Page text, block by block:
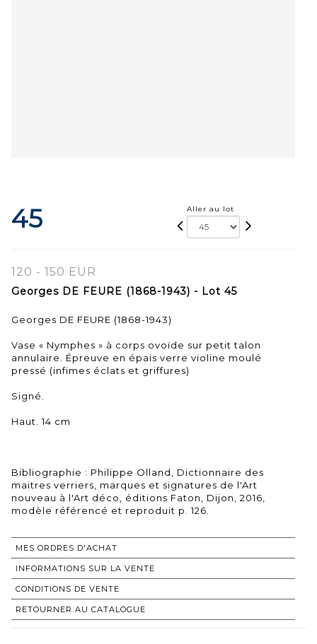
45 Aller au lot
120 - 150 EUR
Georges DE FEURE (1868-1943) - Lot 45
Georges DE FEURE (1868-1943)
Vase « Nymphes » à corps ovoïde sur petit talon
annulaire. Épreuve en épais verre violine moulé
pressé (infimes éclats et griffures)
Signé.
Haut. 14 cm
Bibliographie : Philippe Olland, Dictionnaire des
maitres verriers, marques et signatures de l'Art
nouveau à l'Art déco, éditions Faton, Dijon, 2016,
modèle référencé et reproduit p. 126.
MES ORDRES D'ACHAT
INFORMATIONS SUR LA VENTE
CONDITIONS DE VENTE
RETOURNER AU CATALOGUE